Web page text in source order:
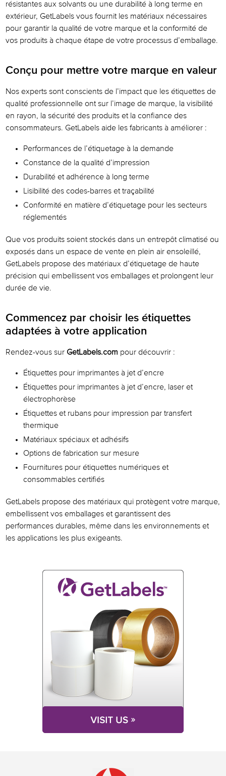
résistantes aux solvants ou une durabilité à long terme en
extérieur, GetLabels vous fournit les matériaux nécessaires
pour garantir la qualité de votre marque et la conformité de
vos produits à chaque étape de votre processus d’emballage.
Conçu pour mettre votre marque en valeur
Nos experts sont conscients de l’impact que les étiquettes de
qualité professionnelle ont sur l’image de marque, la visibilité
en rayon, la sécurité des produits et la confiance des
consommateurs. GetLabels aide les fabricants à améliorer :
Performances de l’étiquetage à la demande
Constance de la qualité d’impression
Durabilité et adhérence à long terme
Lisibilité des codes-barres et traçabilité
Conformité en matière d’étiquetage pour les secteurs
réglementés
Que vos produits soient stockés dans un entrepôt climatisé ou
exposés dans un espace de vente en plein air ensoleillé,
GetLabels propose des matériaux d’étiquetage de haute
précision qui embellissent vos emballages et prolongent leur
durée de vie.
Commencez par choisir les étiquettes
adaptées à votre application
Rendez-vous sur GetLabels.com pour découvrir :
Étiquettes pour imprimantes à jet d’encre
Étiquettes pour imprimantes à jet d’encre, laser et
électrophorèse
Étiquettes et rubans pour impression par transfert
thermique
Matériaux spéciaux et adhésifs
Options de fabrication sur mesure
Fournitures pour étiquettes numériques et
consommables certifiés
GetLabels propose des matériaux qui protègent votre marque,
embellissent vos emballages et garantissent des
performances durables, même dans les environnements et
les applications les plus exigeants.